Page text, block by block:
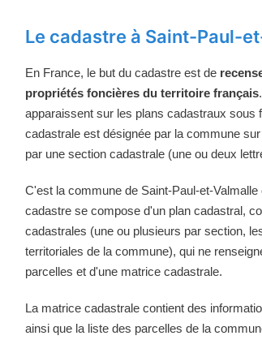
Le cadastre à Saint-Paul-
En France, le but du cadastre est de
propriétés foncières du territoire français
apparaissent sur les plans cadastraux sous
cadastrale est désignée par la commune
par une section cadastrale (une ou deux
C'est la commune de Saint-Paul-et-
cadastre se compose d'un plan cadastral,
cadastrales (une ou plusieurs par section,
territoriales de la commune), qui ne
parcelles et d'une matrice cadastrale.
La matrice cadastrale contient des
ainsi que la liste des parcelles de la